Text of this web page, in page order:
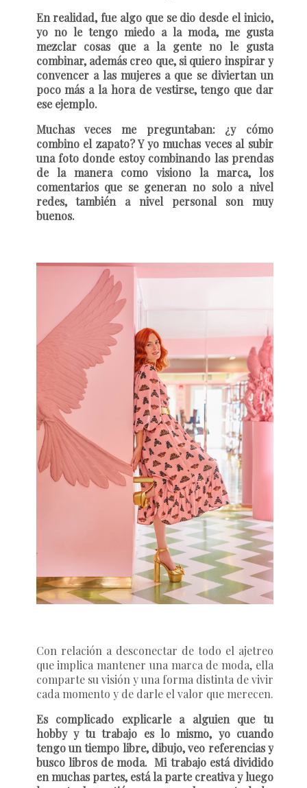
En realidad, fue algo que se dio desde el inicio,
yo no le tengo miedo a la moda, me gusta
mezclar cosas que a la gente no le gusta
combinar, además creo que, si quiero inspirar y
convencer a las mujeres a que se diviertan un
poco más a la hora de vestirse, tengo que dar
ese ejemplo.
Muchas veces me preguntaban: ¿y cómo
combino el zapato? Y yo muchas veces al subir
una foto donde estoy combinando las prendas
de la manera como visiono la marca, los
comentarios que se generan no solo a nivel
redes, también a nivel personal son muy
buenos.
Con relación a desconectar de todo el ajetreo
que implica mantener una marca de moda, ella
comparte su visión y una forma distinta de vivir
cada momento y de darle el valor que merecen.
Es complicado explicarle a alguien que tu
hobby y tu trabajo es lo mismo, yo cuando
tengo un tiempo libre, dibujo, veo referencias y
busco libros de moda. Mi trabajo está dividido
en muchas partes, está la parte creativa y luego